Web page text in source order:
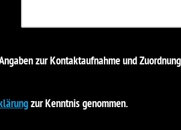
zur Kontaktaufnahme und
zur Kenntnis genommen.